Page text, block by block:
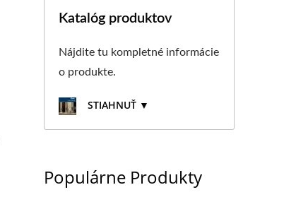
Katalóg produktov
Nájdite tu kompletné informácie
o produkte.
STIAHNUŤ ▼
Populárne Produkty